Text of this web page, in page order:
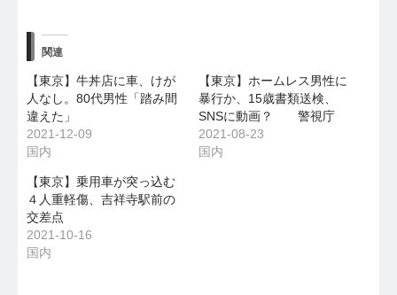
関連
【東京】牛丼店に車、けが
人なし。80代男性「踏み間
違えた」
2021-12-09
国内
【東京】ホームレス男性に
暴行か、15歳書類送検、
SNSに動画？ 警視庁
2021-08-23
国内
【東京】乗用車が突っ込む
４人重軽傷、吉祥寺駅前の
交差点
2021-10-16
国内